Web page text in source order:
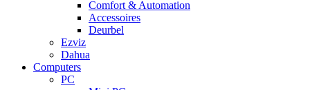
Comfort & Automation
Accessoires
Deurbel
Ezviz
Dahua
Computers
PC